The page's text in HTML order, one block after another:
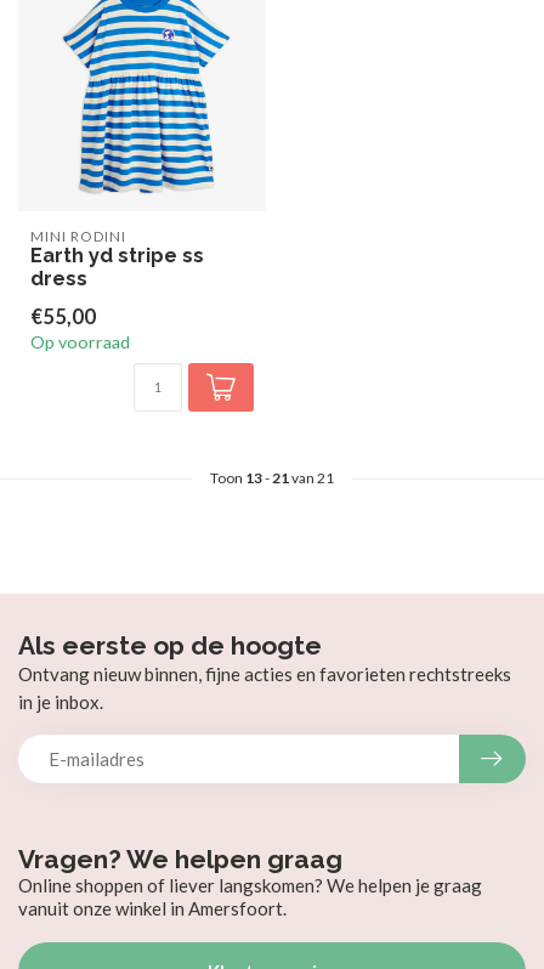
MINI RODINI
Earth yd stripe ss
dress
€55,00
Op voorraad
Toon 13-21van 21
Vragen? We helpen graag
Online shoppen of liever langskomen? We helpen je graag
vanuit onze winkel in Amersfoort.
Als eerste op de hoogte
Ontvang nieuw binnen, fijne acties en favorieten rechtstreeks
in je inbox.